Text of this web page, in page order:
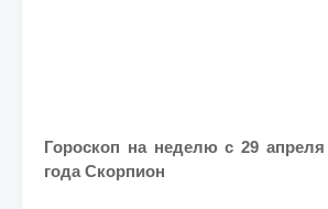
Гороскоп на неделю с 29
года Скорпион